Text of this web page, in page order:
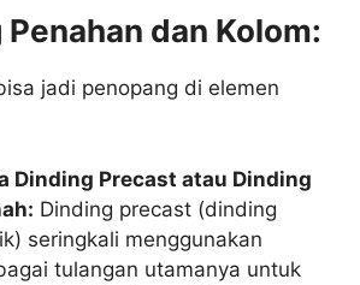
dan Kolom:
jadi penopang di elemen
Dinding Precast atau Dinding
Dinding precast (dinding
seringkali menggunakan
tulangan utamanya untuk